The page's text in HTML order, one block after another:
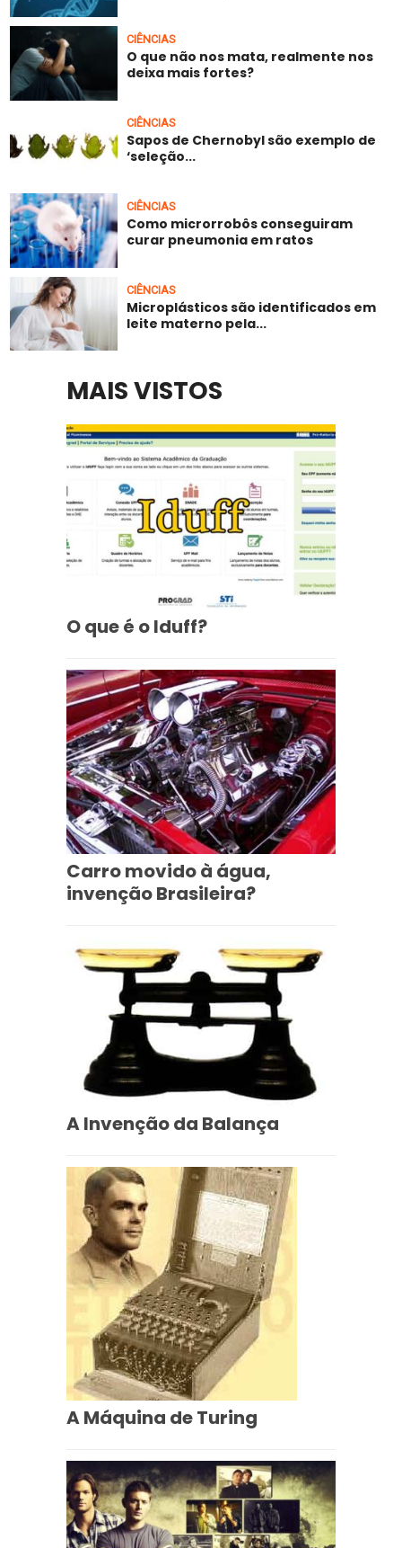
CIÊNCIAS
O que não nos mata, realmente nos
deixa mais fortes?
CIÊNCIAS
Sapos de Chernobyl são exemplo de
‘seleção...
CIÊNCIAS
Como microrrobôs conseguiram
curar pneumonia em ratos
CIÊNCIAS
Microplásticos são identificados em
leite materno pela...
MAIS VISTOS
O que é o Iduff?
Carro movido à água,
invenção Brasileira?
A Invenção da Balança
A Máquina de Turing